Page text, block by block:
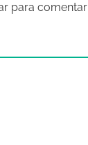
para comentar